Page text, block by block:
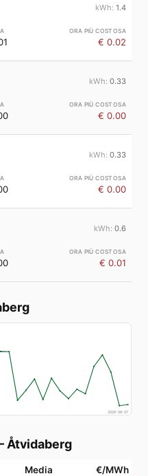
1.4
€ 0.02
0.33
€ 0.00
0.33
€ 0.00
0.6
€ 0.01
2026-08-07
Åtvidaberg
Media €/MWh